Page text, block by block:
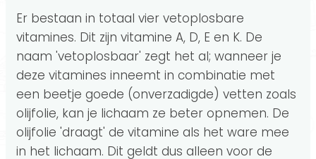
Er bestaan in totaal vier vetoplosbare
vitamines. Dit zijn vitamine A, D, E en K. De
naam 'vetoplosbaar' zegt het al; wanneer je
deze vitamines inneemt in combinatie met
een beetje goede (onverzadigde) vetten zoals
olijfolie, kan je lichaam ze beter opnemen. De
olijfolie 'draagt' de vitamine als het ware mee
in het lichaam. Dit geldt dus alleen voor de